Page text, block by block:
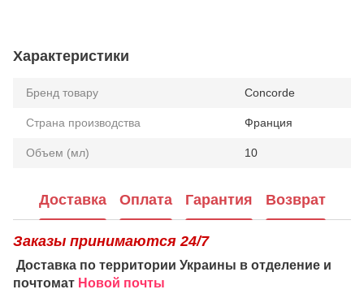
Характеристики
Бренд товару Concorde
Страна производства Франция
Объем (мл) 10
Доставка Оплата Гарантия Возврат
Заказы принимаются 24/7
Доставка по территории Украины в отделение и
почтомат Новой почты